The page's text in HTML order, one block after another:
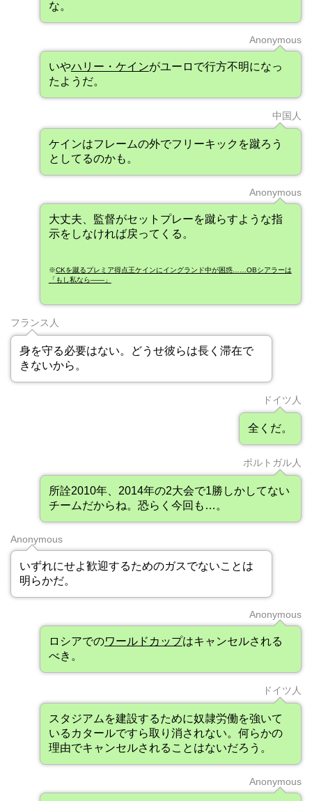
な。
Anonymous
いやハリー・ケインがユーロで行方不明になっ
たようだ。
中国人
ケインはフレームの外でフリーキックを蹴ろう
としてるのかも。
Anonymous
大丈夫、監督がセットプレーを蹴らすような指
示をしなければ戻ってくる。
※CKを蹴るプレミア得点王ケインにイングランド中が困惑……OBシアラーは
「もし私なら――」
フランス人
身を守る必要はない。どうせ彼らは長く滞在で
きないから。
ドイツ人
全くだ。
ポルトガル人
所詮2010年、2014年の2大会で1勝しかしてない
チームだからね。恐らく今回も…。
Anonymous
いずれにせよ歓迎するためのガスでないことは
明らかだ。
Anonymous
ロシアでのワールドカップはキャンセルされる
べき。
ドイツ人
スタジアムを建設するために奴隷労働を強いて
いるカタールですら取り消されない。何らかの
理由でキャンセルされることはないだろう。
Anonymous